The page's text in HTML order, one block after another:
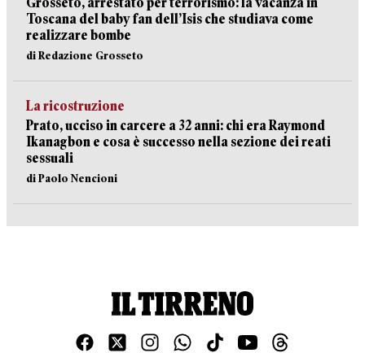
Toscana del baby fan dell’Isis che studiava come
realizzare bombe
di Redazione Grosseto
La ricostruzione
Prato, ucciso in carcere a 32 anni: chi era Raymond
Ikanagbon e cosa è successo nella sezione dei reati
sessuali
di Paolo Nencioni